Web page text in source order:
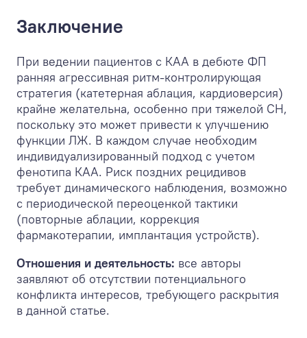
Заключение
При ведении пациентов с КАА в дебюте ФП
ранняя агрессивная ритм-контролирующая
стратегия (катетерная аблация, кардиоверсия)
крайне желательна, особенно при тяжелой СН,
поскольку это может привести к улучшению
функции ЛЖ. В каждом случае необходим
индивидуализированный подход с учетом
фенотипа КАА. Риск поздних рецидивов
требует динамического наблюдения, возможно
с периодической переоценкой тактики
(повторные аблации, коррекция
фармакотерапии, имплантация устройств).
Отношения и деятельность: все авторы
заявляют об отсутствии потенциального
конфликта интересов, требующего раскрытия
в данной статье.